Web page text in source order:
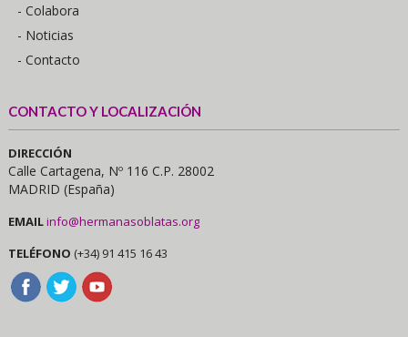
- Colabora
- Noticias
- Contacto
CONTACTO Y LOCALIZACIÓN
DIRECCIÓN
Calle Cartagena, Nº 116 C.P. 28002
MADRID (España)
EMAILinfo@hermanasoblatas.org
TELÉFONO (+34) 91 415 16 43